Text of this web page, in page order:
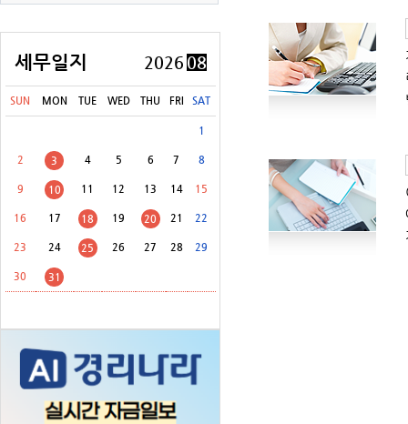
세무일지 2026 08
SUN MON TUE WED THU FRI SAT
1
2 3 4 5 6 7 8
9 10 11 12 13 14 15
16 17 18 19 20 21 22
23 24 25 26 27 28 29
30 31
[8월 31일(월)] 교육세(금융·보험업자) 중간예납